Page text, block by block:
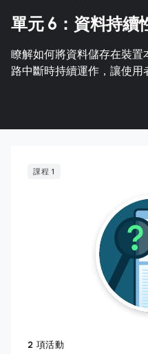
單元 6：資料持續
瞭解如何將資料儲存在裝置
路中斷時持續運作，讓使用
課程 1
2 項活動